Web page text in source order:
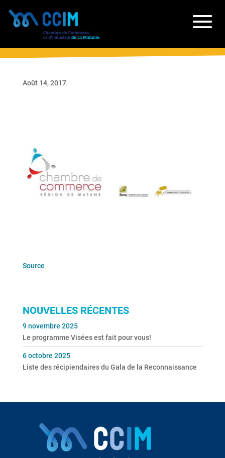
Août 14, 2017
Source
NOUVELLES RÉCENTES
Le programme Visées est fait pour vous!
9 novembre 2025
Liste des récipiendaires du Gala de la Reconnaissance
6 octobre 2025